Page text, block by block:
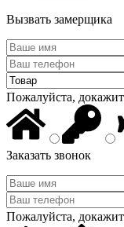
Вызвать замерщика
Пожалуйста,
Заказать звонок
Пожалуйста,